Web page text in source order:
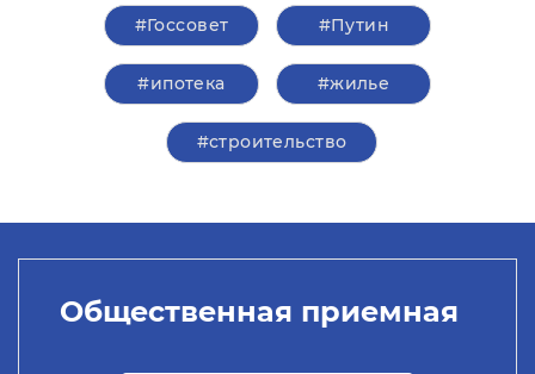
#Госсовет #Путин
#ипотека #жилье
#строительство
Общественная приемная